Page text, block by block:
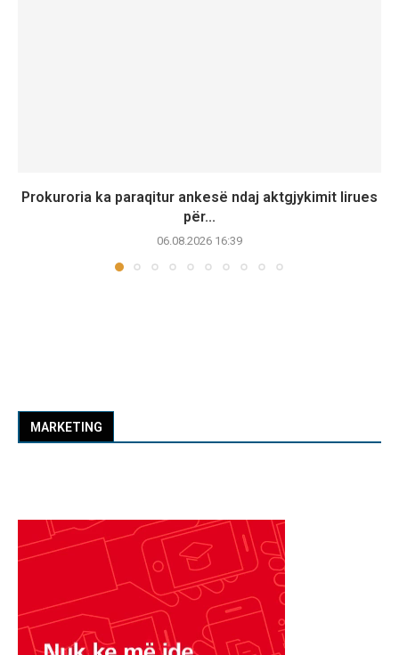
Prokuroria ka paraqitur ankesë ndaj aktgjykimit lirues
për...
06.08.2026 16:39
MARKETING